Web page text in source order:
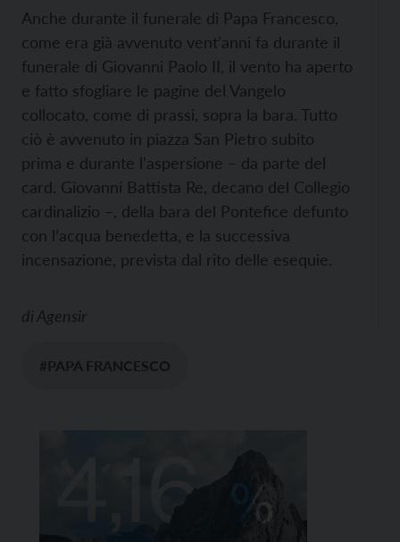
Anche durante il funerale di Papa Francesco,
come era già avvenuto vent’anni fa durante il
funerale di Giovanni Paolo II, il vento ha aperto
e fatto sfogliare le pagine del Vangelo
collocato, come di prassi, sopra la bara. Tutto
ciò è avvenuto in piazza San Pietro subito
prima e durante l’aspersione – da parte del
card. Giovanni Battista Re, decano del Collegio
cardinalizio –, della bara del Pontefice defunto
con l’acqua benedetta, e la successiva
incensazione, prevista dal rito delle esequie.
diAgensir
#PAPA FRANCESCO